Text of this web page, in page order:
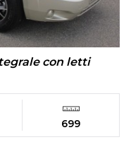
con letti
699